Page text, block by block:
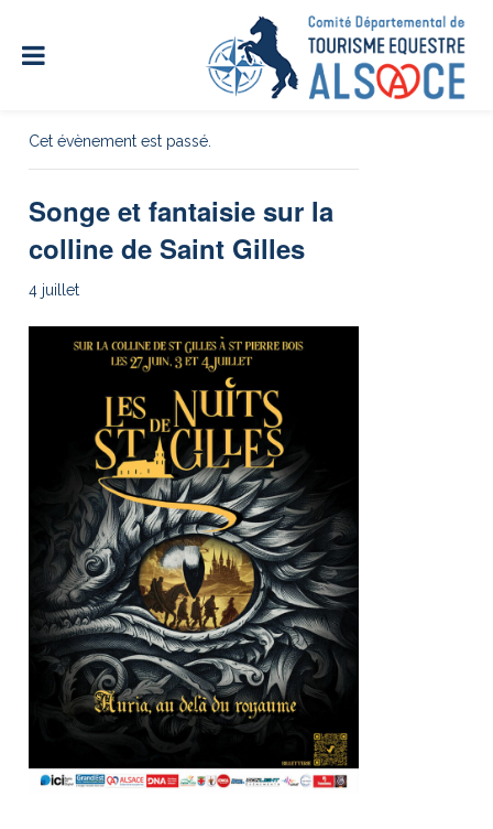
« Tous les Évènements
Cet évènement est passé.
Songe et fantaisie sur la
colline de Saint Gilles
4 juillet